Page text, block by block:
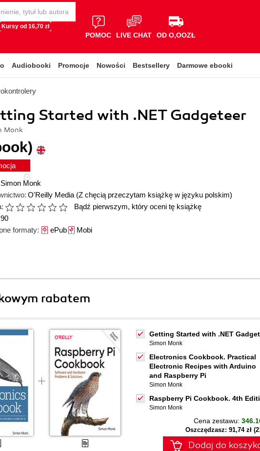
Kursy od 16,70 zł
POMOC LIVE CHAT OD O,OOZŁ
Audiobooki Promocje Nowości Bestsellery Darmowe ebooki
Started with .NET Gadgeteer
Monk
Simon Monk
O'Reilly Media (Z chęcią przeczytam książkę w języku polskim)
Bądź pierwszym, który oceni tę książkę
90
formaty: ePubMobi
rabatem
Getting Started with .NET
Simon Monk
Electronics Cookbook. Practical
Electronic Recipes with Arduino
and Raspberry Pi
Simon Monk
Raspberry Pi Cookbook. 4th
Simon Monk
Cena zestawu:
Oszczędzasz: 91,74 zł
Dodaj do